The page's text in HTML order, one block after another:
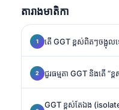
ដោយ AI។.
តារាងមាតិកា
តើ GGT ខ្ពស់ពិតៗចង្អុល
ជួរធម្មតា GGT និងតើ “ខ្
GGT ខ្ពស់តែឯង